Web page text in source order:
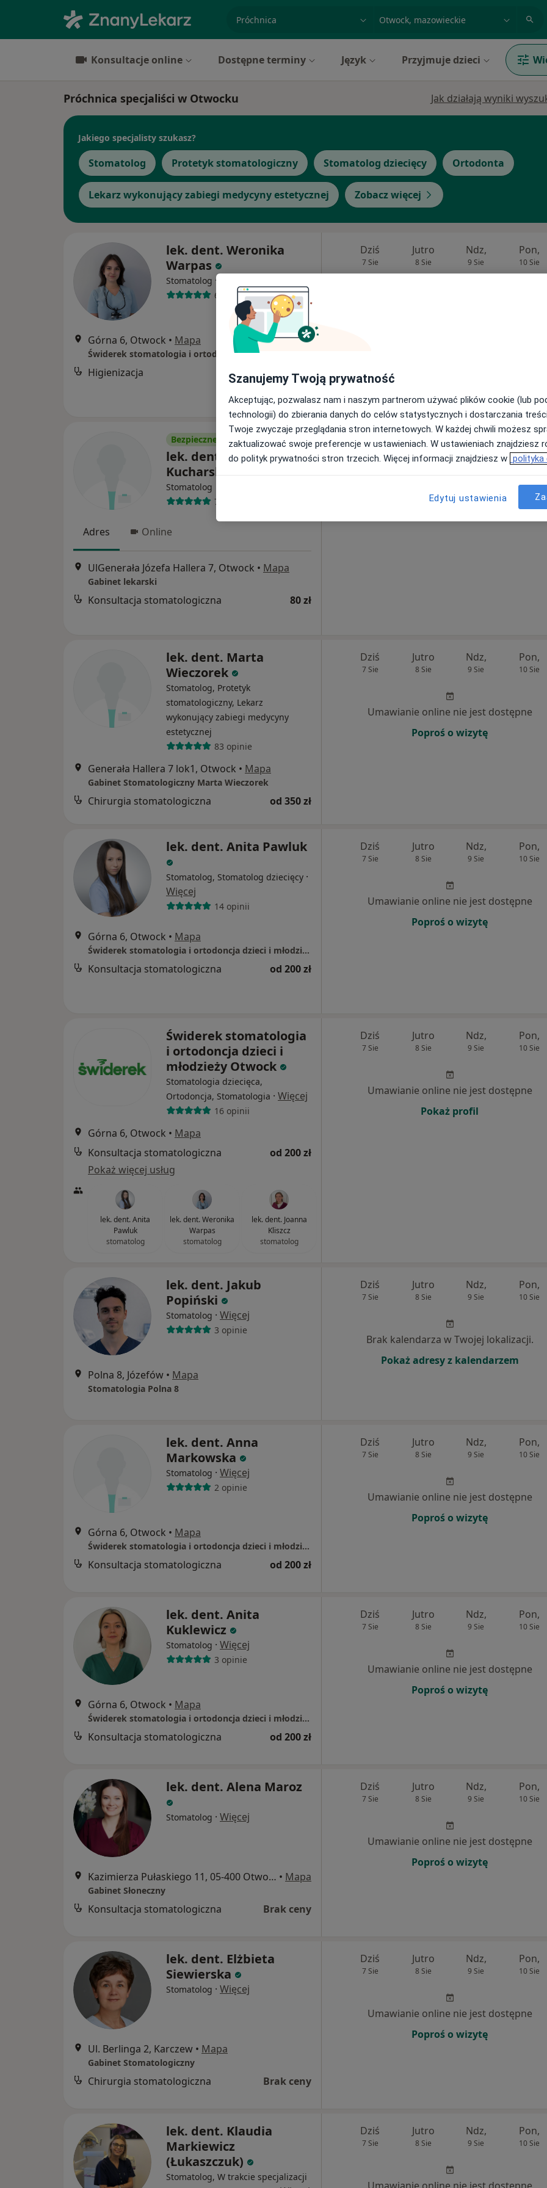
specjalizacja, badanie lub nazwisko
Konsultacje online Dostępne terminy Język Przyjmuje dzieci
Próchnica specjaliści w Otwocku Jak działają wyniki
Jakiego specjalisty szukasz?
Stomatolog Protetyk stomatologiczny Stomatolog dziecięcy Ortodonta
Lekarz wykonujący zabiegi medycyny estetycznej Zobacz więcej
lek. dent. Weronika
Warpas
Stomatolog ·
6 opinii
Górna 6, Otwock • Mapa
Higienizacja od 400 zł
Dziś
7 Sie
Jutro
8 Sie
Ndz,
9 Sie
Pon,
10 Sie
Bezpieczne płatności
lek. dent. Anna
Kucharska
Stomatolog
78 opinii
Adres Online
UlGenerała Józefa Hallera 7, Otwock • Mapa
Gabinet lekarski
Konsultacja stomatologiczna 80 zł
Dziś Jutro Ndz, Pon,
10 Sie
Umawianie online nie jest dostępne
lek. dent. Marta
Wieczorek
Stomatolog, Protetyk
stomatologiczny, Lekarz
wykonujący zabiegi medycyny
estetycznej
83 opinie
Generała Hallera 7 lok1, Otwock • Mapa
Gabinet Stomatologiczny Marta Wieczorek
Chirurgia stomatologiczna od 350 zł
Dziś
7 Sie
Jutro
8 Sie
Ndz,
9 Sie
Pon,
10 Sie
Umawianie online nie jest dostępne
Poproś o wizytę
lek. dent. Anita Pawluk
Stomatolog, Stomatolog dziecięcy ·
Więcej
14 opinii
Górna 6, Otwock • Mapa
Świderek stomatologia i ortodoncja dzieci i młodzieży Otwock
Konsultacja stomatologiczna od 200 zł
Dziś
7 Sie
Jutro
8 Sie
Ndz,
9 Sie
Pon,
10 Sie
Umawianie online nie jest dostępne
Poproś o wizytę
Świderek stomatologia
i ortodoncja dzieci i
młodzieży Otwock
Stomatologia dziecięca,
Ortodoncja, Stomatologia · Więcej
16 opinii
Górna 6, Otwock • Mapa
Konsultacja stomatologiczna
od 200 zł
Pokaż więcej usług
lek. dent. Anita
Pawluk
stomatolog
lek. dent. Weronika
Warpas
stomatolog
lek. dent. Joanna
Kliszcz
stomatolog
Dziś
7 Sie
Jutro
8 Sie
Ndz,
9 Sie
Pon,
10 Sie
Umawianie online nie jest dostępne
Pokaż profil
lek. dent. Jakub
Popiński
Stomatolog · Więcej
3 opinie
Polna 8, Józefów • Mapa
Stomatologia Polna 8
Dziś
7 Sie
Jutro
8 Sie
Ndz,
9 Sie
Pon,
10 Sie
Brak kalendarza w Twojej lokalizacji.
Pokaż adresy z kalendarzem
lek. dent. Anna
Markowska
Stomatolog · Więcej
2 opinie
Górna 6, Otwock • Mapa
Świderek stomatologia i ortodoncja dzieci i młodzieży Otwock
Konsultacja stomatologiczna od 200 zł
Dziś
7 Sie
Jutro
8 Sie
Ndz,
9 Sie
Pon,
10 Sie
Umawianie online nie jest dostępne
Poproś o wizytę
lek. dent. Anita
Kuklewicz
Stomatolog · Więcej
3 opinie
Górna 6, Otwock • Mapa
Świderek stomatologia i ortodoncja dzieci i młodzieży Otwock
Konsultacja stomatologiczna od 200 zł
Dziś
7 Sie
Jutro
8 Sie
Ndz,
9 Sie
Pon,
10 Sie
Umawianie online nie jest dostępne
Poproś o wizytę
lek. dent. Alena Maroz
Stomatolog · Więcej
Kazimierza Pułaskiego 11, 05-400 Otwock • Mapa
Gabinet Słoneczny
Konsultacja stomatologiczna Brak ceny
Dziś
7 Sie
Jutro
8 Sie
Ndz,
9 Sie
Pon,
10 Sie
Umawianie online nie jest dostępne
Poproś o wizytę
lek. dent. Elżbieta
Siewierska
Stomatolog · Więcej
Ul. Berlinga 2, Karczew • Mapa
Gabinet Stomatologiczny
Chirurgia stomatologiczna Brak ceny
Dziś
7 Sie
Jutro
8 Sie
Ndz,
9 Sie
Pon,
10 Sie
Umawianie online nie jest dostępne
Poproś o wizytę
lek. dent. Klaudia
Markiewicz
(Łukaszczuk)
Stomatolog, W trakcie specjalizacji
Dziś
7 Sie
Jutro
8 Sie
Ndz,
9 Sie
Pon,
10 Sie
Szanujemy Twoją prywatność
Akceptując, pozwalasz nam i naszym partnerom używać plików cookie (lub
technologii) do zbierania danych do celów statystycznych i dostarczania
Twoje zwyczaje przeglądania stron internetowych. W każdej chwili możesz
zaktualizować swoje preferencje w ustawieniach. W ustawieniach znajdziesz
do polityk prywatności stron trzecich. Więcej informacji znajdziesz w polityka
Edytuj ustawienia